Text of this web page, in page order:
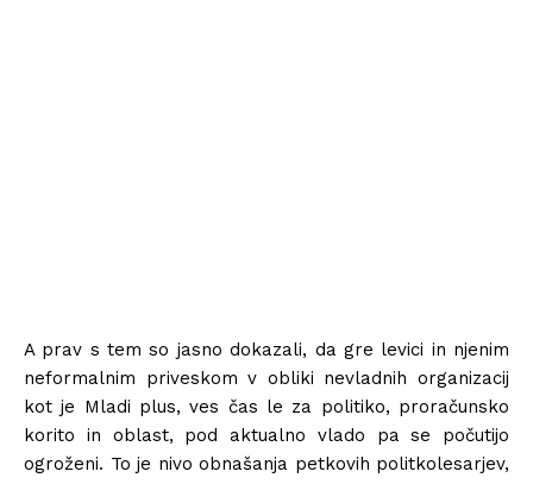
A prav s tem so jasno dokazali, da gre levici in njenim
neformalnim priveskom v obliki nevladnih organizacij
kot je Mladi plus, ves čas le za politiko, proračunsko
korito in oblast, pod aktualno vlado pa se počutijo
ogroženi. To je nivo obnašanja petkovih politkolesarjev,